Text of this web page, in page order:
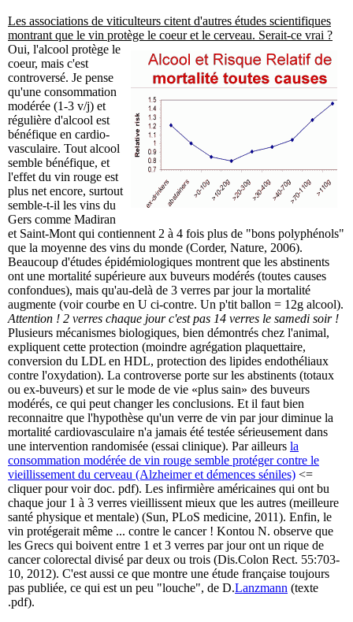
Les associations de viticulteurs citent d'autres études scientifiques
montrant que le vin protège le coeur et le cerveau. Serait-ce vrai ?
Oui, l'alcool protège le
coeur, mais c'est
controversé. Je pense
qu'une consommation
modérée (1-3 v/j) et
régulière d'alcool est
bénéfique en cardio-
vasculaire. Tout alcool
semble bénéfique, et
l'effet du vin rouge est
plus net encore, surtout
semble-t-il les vins du
Gers comme Madiran
et Saint-Mont qui contiennent 2 à 4 fois plus de "bons polyphénols"
que la moyenne des vins du monde (Corder, Nature, 2006).
Beaucoup d'études épidémiologiques montrent que les abstinents
ont une mortalité supérieure aux buveurs modérés (toutes causes
confondues), mais qu'au-delà de 3 verres par jour la mortalité
augmente (voir courbe en U ci-contre. Un p'tit ballon = 12g alcool).
Attention ! 2 verres chaque jour c'est pas 14 verres le samedi soir !
Plusieurs mécanismes biologiques, bien démontrés chez l'animal,
expliquent cette protection (moindre agrégation plaquettaire,
conversion du LDL en HDL, protection des lipides endothéliaux
contre l'oxydation). La controverse porte sur les abstinents (totaux
ou ex-buveurs) et sur le mode de vie «plus sain» des buveurs
modérés, ce qui peut changer les conclusions. Et il faut bien
reconnaitre que l'hypothèse qu'un verre de vin par jour diminue la
mortalité cardiovasculaire n'a jamais été testée sérieusement dans
une intervention randomisée (essai clinique). Par ailleurs la
consommation modérée de vin rouge semble protéger contre le
vieillissement du cerveau (Alzheimer et démences séniles) <=
cliquer pour voir doc. pdf). Les infirmière américaines qui ont bu
chaque jour 1 à 3 verres vieillissent mieux que les autres (meilleure
santé physique et mentale) (Sun, PLoS medicine, 2011). Enfin, le
vin protégerait même ... contre le cancer ! Kontou N. observe que
les Grecs qui boivent entre 1 et 3 verres par jour ont un rique de
cancer colorectal divisé par deux ou trois (Dis.Colon Rect. 55:703-
10, 2012). C'est aussi ce que montre une étude française toujours
pas publiée, ce qui est un peu "louche", de D.Lanzmann (texte
.pdf).